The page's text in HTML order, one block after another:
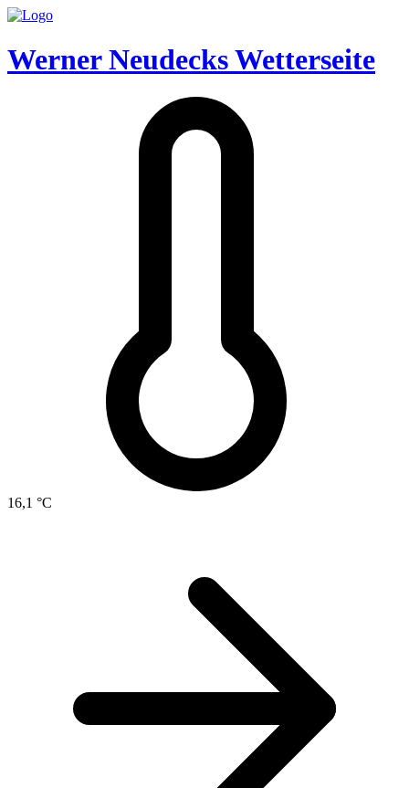
Werner Neudecks Wetterseite
16,1 °C